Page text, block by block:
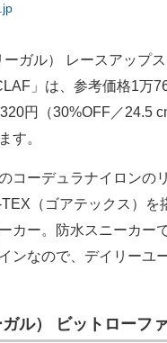
ガル） レースアップ
」は、参考価格1万
円（30%OFF／24.5
す。
コーデュラナイロンの
（ゴアテックス）を
カー。防水スニーカー
ンなので、デイリーユ
ル） ビットローフ